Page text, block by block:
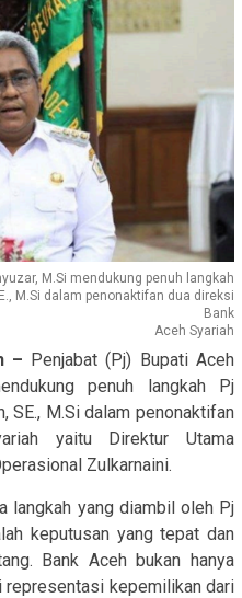
M.Si mendukung penuh langkah
M.Si dalam penonaktifan dua direksi
Bank
Aceh Syariah
– Penjabat (Pj) Bupati Aceh
penuh langkah Pj
SE., M.Si dalam penonaktifan
yaitu Direktur Utama
Zulkarnaini.
langkah yang diambil oleh Pj
keputusan yang tepat dan
Bank Aceh bukan hanya
kepemilikan dari